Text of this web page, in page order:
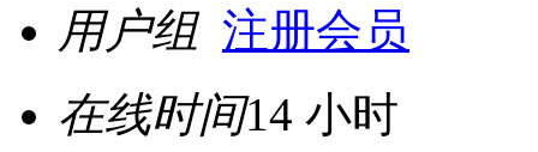
用户组 注册会员
在线时间14 小时